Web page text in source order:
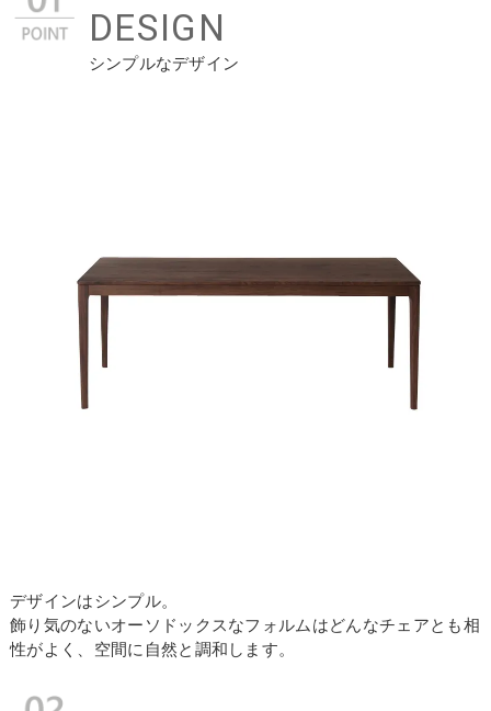
DESIGN
シンプルなデザイン
デザインはシンプル。
飾り気のないオーソドックスなフォルムはどんなチェアとも相
性がよく、空間に自然と調和します。